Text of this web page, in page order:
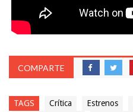
COMPARTE
TAGS Crítica Estrenos